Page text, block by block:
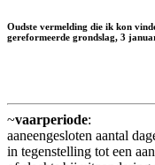
Oudste vermelding die ik kon
gereformeerde grondslag, 3
~vaarperiode:
aaneengesloten aantal
in tegenstelling tot een